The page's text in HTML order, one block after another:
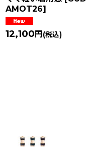
AMOT26]
12,100 円 (税込)